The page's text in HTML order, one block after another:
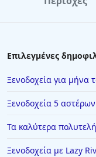
Επιλεγμένες
Ξενοδοχεία για μήνα
Ξενοδοχεία 5
Τα καλύτερα
Ξενοδοχεία με Lazy